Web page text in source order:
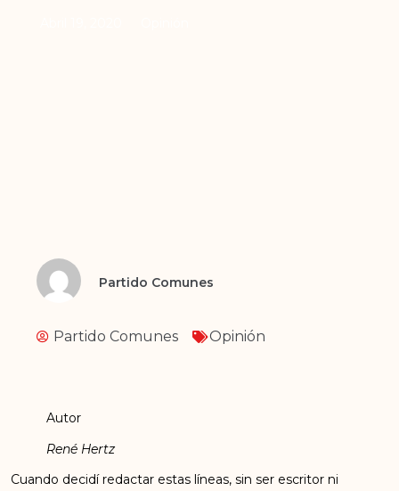
Partido Comunes
Partido Comunes Opinión
Autor
René Hertz
Cuando decidí redactar estas líneas, sin ser escritor ni